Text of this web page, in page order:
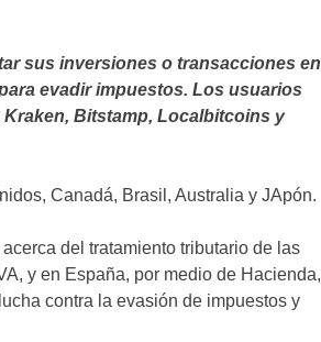
sus inversiones o transacciones en
evadir impuestos. Los usuarios
Bitstamp, Localbitcoins y
Canadá, Brasil, Australia y JApón.
del tratamiento tributario de las
y en España, por medio de Hacienda,
contra la evasión de impuestos y